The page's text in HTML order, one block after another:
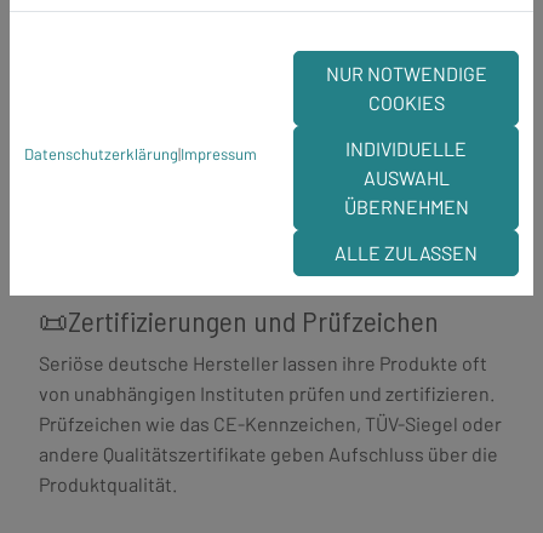
und faire Arbeitsbedingungen sprechen viele Kunden
an und rechtfertigen einen höheren Preis.
🔍Qualitätsmerkmale erkennen
Nicht jedes Produkt, das sich "Made in Germany" nennt,
erfüllt automatisch alle Qualitätskriterien. Verbraucher
sollten auf bestimmte Merkmale achten.
📜Zertifizierungen und Prüfzeichen
Seriöse deutsche Hersteller lassen ihre Produkte oft
von unabhängigen Instituten prüfen und zertifizieren.
Prüfzeichen wie das CE-Kennzeichen, TÜV-Siegel oder
andere Qualitätszertifikate geben Aufschluss über die
Produktqualität.
Datenschutzerklärung|Impressum
NUR NOTWENDIGE
COOKIES
INDIVIDUELLE
AUSWAHL
ÜBERNEHMEN
ALLE ZULASSEN